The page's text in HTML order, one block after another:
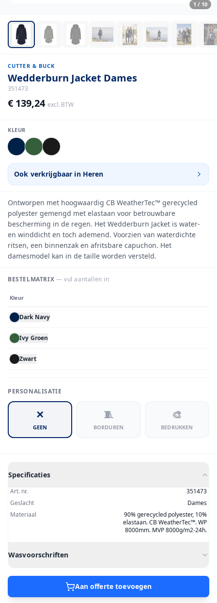
1 / 10
CUTTER & BUCK
Wedderburn Jacket Dames
351473
€ 139,24 excl. BTW
KLEUR
Ook verkrijgbaar in Heren
Ontworpen met hoogwaardig CB WeatherTec™ gerecycled
polyester gemengd met elastaan voor betrouwbare
bescherming in de regen. Het Wedderburn Jacket is water-
en winddicht en toch ademend. Voorzien van waterdichte
ritsen, een binnenzak en afritsbare capuchon. Het
damesmodel kan in de taille worden versteld.
BESTELMATRIX — vul aantallen in
Kleur
Dark Navy
Ivy Groen
Zwart
PERSONALISATIE
✕
GEEN
🧵
BORDUREN
🎨
BEDRUKKEN
Specificaties
Art. nr.
351473
Geslacht
Dames
Materiaal
90% gerecycled polyester, 10%
elastaan. CB WeatherTec™. WP
8000mm. MVP 8000g/m2-24h.
Wasvoorschriften
Aan offerte toevoegen